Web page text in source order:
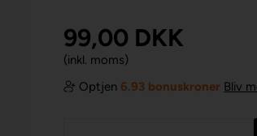
99,00 DKK
(inkl. moms)
Optjen 6.93 bonuskroner Bliv